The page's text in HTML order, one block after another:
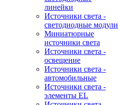
линейки
Источники света -
светодиодные модули
Миниатюрные
источники света
Источники света -
освещение
Источники света -
автомобильные
Источники света -
элементы EL